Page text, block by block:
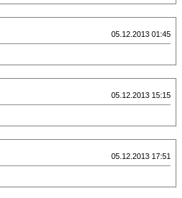
05.12.2013 01:45
05.12.2013 15:15
05.12.2013 17:51